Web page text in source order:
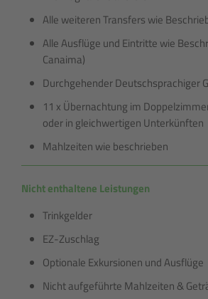
Alle weiteren Transfers wie
Alle Ausflüge und Eintritte wie
Canaima)
Durchgehender Deutschsprachiger
11 x Übernachtung im
oder in gleichwertigen Unterkünften
Mahlzeiten wie beschrieben
Nicht enthaltene Leistungen
Trinkgelder
EZ-Zuschlag
Optionale Exkursionen und Ausflüge
Nicht aufgeführte Mahlzeiten &